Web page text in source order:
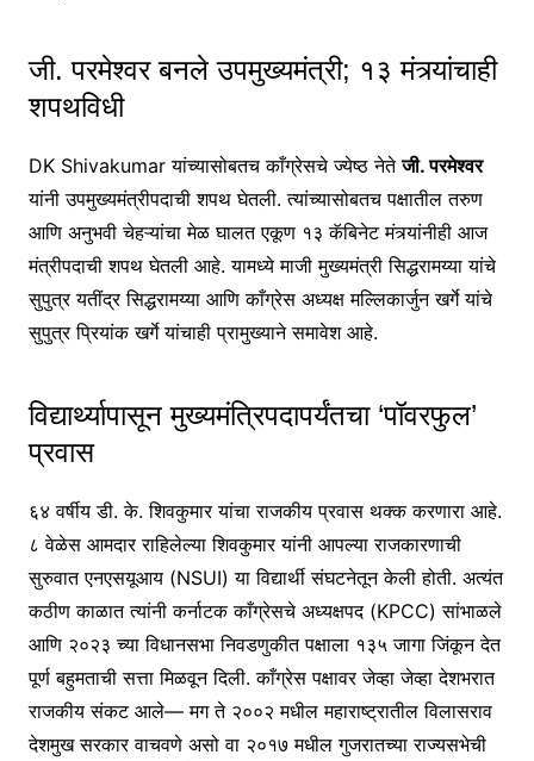
जी. परमेश्वर बनले उपमुख्यमंत्री; १३ मंत्र्यांचाही
शपथविधी
DK Shivakumar यांच्यासोबतच काँग्रेसचे ज्येष्ठ नेतेजी. परमेश्वर
यांनी उपमुख्यमंत्रीपदाची शपथ घेतली. त्यांच्यासोबतच पक्षातील तरुण
आणि अनुभवी चेहऱ्यांचा मेळ घालत एकूण १३ कॅबिनेट मंत्र्यांनीही आज
मंत्रीपदाची शपथ घेतली आहे. यामध्ये माजी मुख्यमंत्री सिद्धरामय्या यांचे
सुपुत्र यतींद्र सिद्धरामय्या आणि काँग्रेस अध्यक्ष मल्लिकार्जुन खर्गे यांचे
सुपुत्र प्रियांक खर्गे यांचाही प्रामुख्याने समावेश आहे.
विद्यार्थ्यापासून मुख्यमंत्रिपदापर्यंतचा ‘पॉवरफुल’
प्रवास
६४ वर्षीय डी. के. शिवकुमार यांचा राजकीय प्रवास थक्क करणारा आहे.
८ वेळेस आमदार राहिलेल्या शिवकुमार यांनी आपल्या राजकारणाची
सुरुवात एनएसयूआय (NSUI) या विद्यार्थी संघटनेतून केली होती. अत्यंत
कठीण काळात त्यांनी कर्नाटक काँग्रेसचे अध्यक्षपद (KPCC) सांभाळले
आणि २०२३ च्या विधानसभा निवडणुकीत पक्षाला १३५ जागा जिंकून देत
पूर्ण बहुमताची सत्ता मिळवून दिली. काँग्रेस पक्षावर जेव्हा जेव्हा देशभरात
राजकीय संकट आले— मग ते २००२ मधील महाराष्ट्रातील विलासराव
देशमुख सरकार वाचवणे असो वा २०१७ मधील गुजरातच्या राज्यसभेची